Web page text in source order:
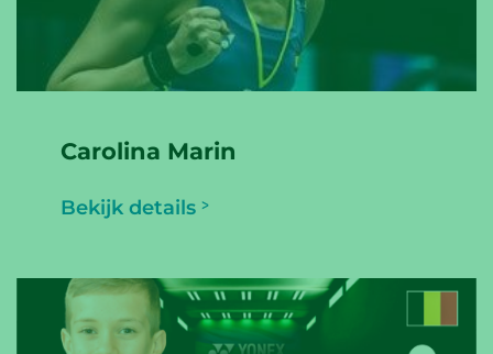
Carolina Marin
Bekijk details